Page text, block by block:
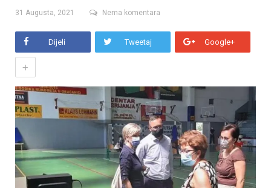
31 Augusta, 2021 Nema komentara
Dijeli Tweetaj Google+
+